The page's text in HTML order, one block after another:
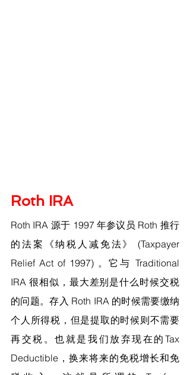
Roth IRA
Roth IRA 源于 1997 年参议员 Roth 推行
的法案《纳税人减免法》 (Taxpayer
Relief Act of 1997) 。它与 Traditional
IRA 很相似，最大差别是什么时候交税
的问题。存入 Roth IRA 的时候需要缴纳
个人所得税，但是提取的时候则不需要
再交税。也就是我们放弃现在的Tax
Deductible，换来将来的免税增长和免